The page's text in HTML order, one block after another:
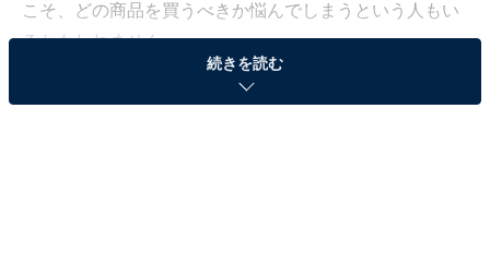
こそ、どの商品を買うべきか悩んでしまうという人もい
るかもしれません。
そんな人に向けて、Amazonで売れ筋ランキング1位を獲
続きを読む